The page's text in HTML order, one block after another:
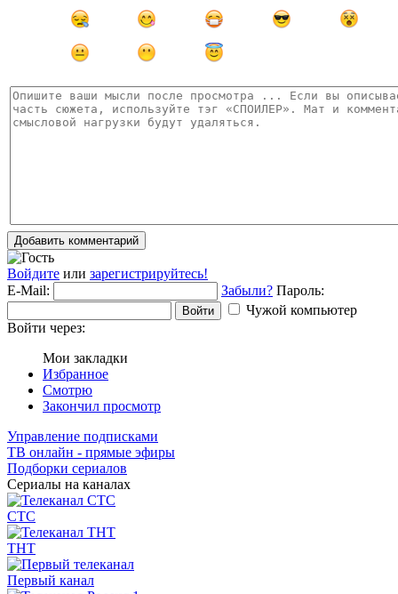
Добавить комментарий
Войдите или зарегистрируйтесь!
E-Mail:
Забыли? Пароль:
Войти
Чужой компьютер
Войти через:
Мои закладки
Избранное
Смотрю
Закончил просмотр
Управление подписками
ТВ онлайн - прямые эфиры
Подборки сериалов
Сериалы на каналах
СТС
ТНТ
Первый канал